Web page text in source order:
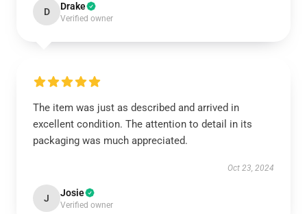
D Drake
Verified owner
The item was just as described and arrived in
excellent condition. The attention to detail in its
packaging was much appreciated.
Oct 23, 2024
J Josie
Verified owner